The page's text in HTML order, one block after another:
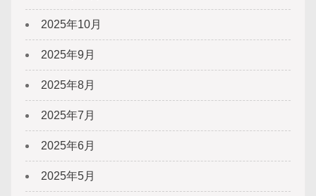
2025年10月
2025年9月
2025年8月
2025年7月
2025年6月
2025年5月